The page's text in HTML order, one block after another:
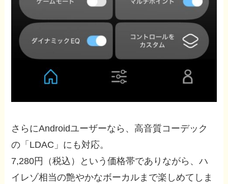
さらにAndroidユーザーなら、高音質コーデック
の「LDAC」にも対応。
7,280円（税込）という価格帯でありながら、ハ
イレゾ相当の艶やかなボーカルまで楽しめてしま